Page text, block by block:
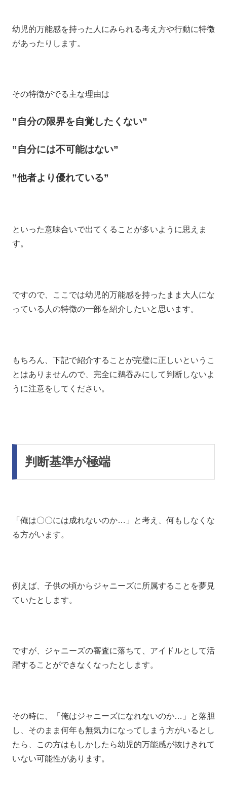
幼児的万能感を持った人にみられる考え方や行動に特徴
があったりします。
その特徴がでる主な理由は
”自分の限界を自覚したくない”
”自分には不可能はない”
”他者より優れている”
といった意味合いで出てくることが多いように思えま
す。
ですので、ここでは幼児的万能感を持ったまま大人にな
っている人の特徴の一部を紹介したいと思います。
もちろん、下記で紹介することが完璧に正しいというこ
とはありませんので、完全に鵜吞みにして判断しないよ
うに注意をしてください。
判断基準が極端
「俺は〇〇には成れないのか…」と考え、何もしなくな
る方がいます。
例えば、子供の頃からジャニーズに所属することを夢見
ていたとします。
ですが、ジャニーズの審査に落ちて、アイドルとして活
躍することができなくなったとします。
その時に、「俺はジャニーズになれないのか…」と落胆
し、そのまま何年も無気力になってしまう方がいるとし
たら、この方はもしかしたら幼児的万能感が抜けきれて
いない可能性があります。